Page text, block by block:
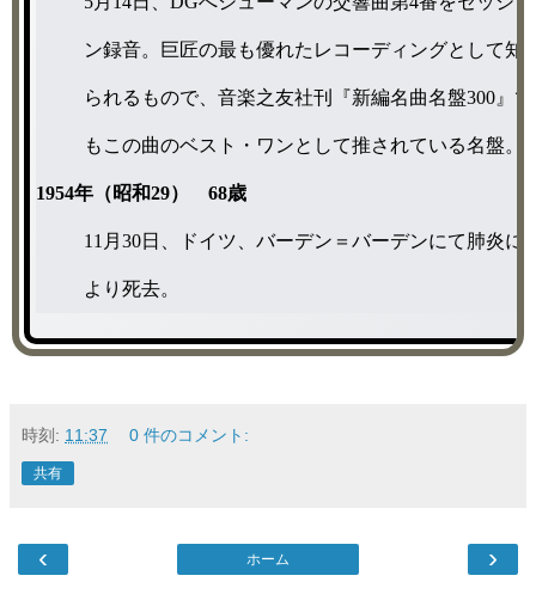
ン録音。巨匠の最も優れたレコーディングとして知
られるもので、音楽之友社刊『新編名曲名盤300』で
もこの曲のベスト・ワンとして推されている名盤。
1954年（昭和29） 68歳
11月30日、ドイツ、バーデン＝バーデンにて肺炎に
より死去。
時刻: 11:37 0 件のコメント:
共有
‹ ›
ホーム